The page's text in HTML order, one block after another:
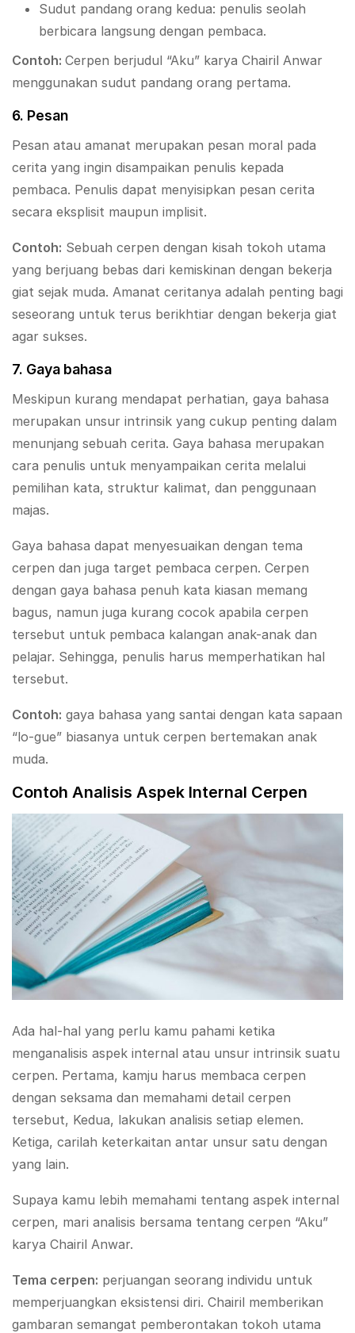
Sudut pandang orang kedua: penulis seolah
berbicara langsung dengan pembaca.
Contoh: Cerpen berjudul “Aku” karya Chairil Anwar
menggunakan sudut pandang orang pertama.
6. Pesan
Pesan atau amanat merupakan pesan moral pada
cerita yang ingin disampaikan penulis kepada
pembaca. Penulis dapat menyisipkan pesan cerita
secara eksplisit maupun implisit.
Contoh: Sebuah cerpen dengan kisah tokoh utama
yang berjuang bebas dari kemiskinan dengan bekerja
giat sejak muda. Amanat ceritanya adalah penting bagi
seseorang untuk terus berikhtiar dengan bekerja giat
agar sukses.
7. Gaya bahasa
Meskipun kurang mendapat perhatian, gaya bahasa
merupakan unsur intrinsik yang cukup penting dalam
menunjang sebuah cerita. Gaya bahasa merupakan
cara penulis untuk menyampaikan cerita melalui
pemilihan kata, struktur kalimat, dan penggunaan
majas.
Gaya bahasa dapat menyesuaikan dengan tema
cerpen dan juga target pembaca cerpen. Cerpen
dengan gaya bahasa penuh kata kiasan memang
bagus, namun juga kurang cocok apabila cerpen
tersebut untuk pembaca kalangan anak-anak dan
pelajar. Sehingga, penulis harus memperhatikan hal
tersebut.
Contoh: gaya bahasa yang santai dengan kata sapaan
“lo-gue” biasanya untuk cerpen bertemakan anak
muda.
Contoh Analisis Aspek Internal Cerpen
Ada hal-hal yang perlu kamu pahami ketika
menganalisis aspek internal atau unsur intrinsik suatu
cerpen. Pertama, kamju harus membaca cerpen
dengan seksama dan memahami detail cerpen
tersebut, Kedua, lakukan analisis setiap elemen.
Ketiga, carilah keterkaitan antar unsur satu dengan
yang lain.
Supaya kamu lebih memahami tentang aspek internal
cerpen, mari analisis bersama tentang cerpen “Aku”
karya Chairil Anwar.
Tema cerpen: perjuangan seorang individu untuk
memperjuangkan eksistensi diri. Chairil memberikan
gambaran semangat pemberontakan tokoh utama